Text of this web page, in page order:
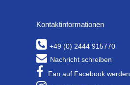
Kontaktinformationen
+49 (0) 2444 915770
Nachricht schreiben
Fan auf Facebook werden